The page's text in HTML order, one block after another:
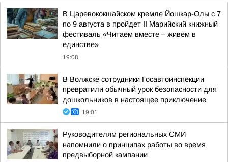
В Царевококшайском кремле Йошкар-Олы с 7
по 9 августа в пройдет II Марийский книжный
фестиваль «Читаем вместе – живем в
единстве»
19:08
В Волжске сотрудники Госавтоинспекции
превратили обычный урок безопасности для
дошкольников в настоящее приключение
19:01
Руководителям региональных СМИ
напомнили о принципах работы во время
предвыборной кампании